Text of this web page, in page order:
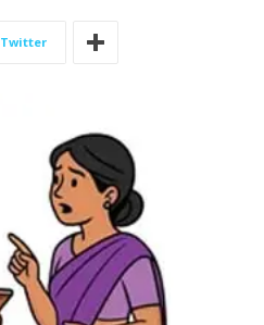
Twitter